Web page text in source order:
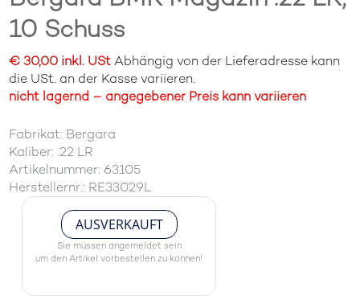
10 Schuss
€ 30,00 inkl. UStAbhängig von der Lieferadresse kann
die USt. an der Kasse variieren.
nicht lagernd – angegebener Preis kann variieren
Fabrikat: Bergara
Kaliber: .22 LR
Artikelnummer: 63105
Herstellernr.: RE33029L
AUSVERKAUFT
Sie müssen angemeldet sein
um den Artikel vorbestellen zu können!